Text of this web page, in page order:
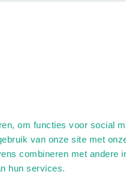
om functies voor social
van onze site met
combineren met andere
hun services.